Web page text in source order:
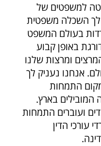
למשפטים של
לך השכלה משפטית
בעולם המשפט
באופן קבוע
ומרצות שלנו
אנחנו נעניק לך
מקום התמחות
המובילים בארץ.
ועוברים התמחות
עורכי הדין